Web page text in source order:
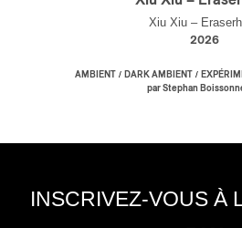
Xiu Xiu –
2026
AMBIENT / DARK AMBIENT /
par Stephan
INSCRIVEZ-VOUS À